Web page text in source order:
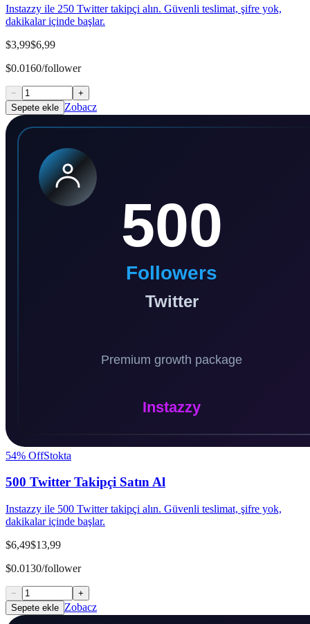
Instazzy ile 250 Twitter takipçi alın. Güvenli teslimat, şifre yok,
dakikalar içinde başlar.
$3,99$6,99
$0.0160/follower
−
+
Sepete ekle Zobacz
54% OffStokta
500 Twitter Takipçi Satın Al
Instazzy ile 500 Twitter takipçi alın. Güvenli teslimat, şifre yok,
dakikalar içinde başlar.
$6,49$13,99
$0.0130/follower
−
+
Sepete ekle Zobacz